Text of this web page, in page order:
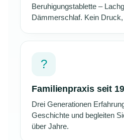
Beruhigungstablette –
Dämmerschlaf. Kein Druck,
?
Familienpraxis seit
Drei Generationen
Geschichte und begleiten
über Jahre.